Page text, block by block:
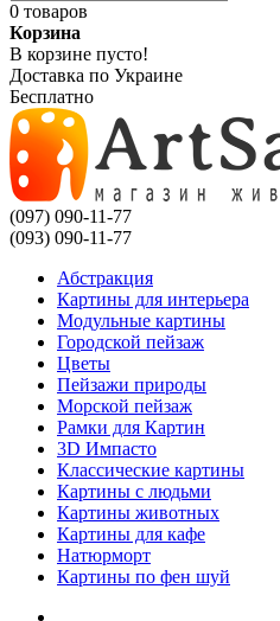
0 товаров
Корзина
В корзине пусто!
Доставка по Украине
Бесплатно
(097) 090-11-77
(093) 090-11-77
Абстракция
Картины для интерьера
Модульные картины
Городской пейзаж
Цветы
Пейзажи природы
Морской пейзаж
Рамки для Картин
3D Импасто
Классические картины
Картины с людьми
Картины животных
Картины для кафе
Натюрморт
Картины по фен шуй